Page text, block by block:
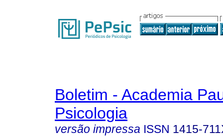
Boletim - Academia
Psicologia
versão impressa ISSN 1415-